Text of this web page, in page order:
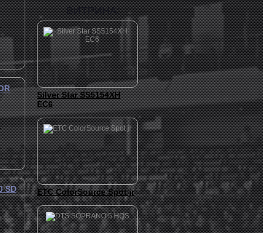
SD
ВИТРИНА:
Silver Star SS5154XH
EC6
ETC ColorSource Spot jr